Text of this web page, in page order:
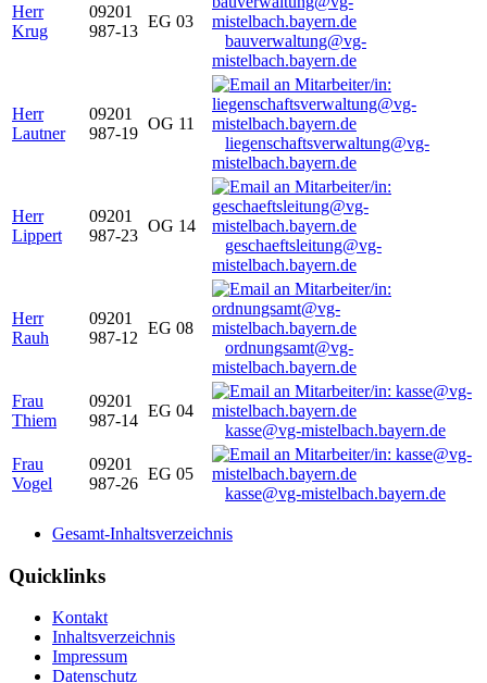
Herr
Krug
09201
987-13
EG 03
bauverwaltung@vg-
mistelbach.bayern.de
Herr
Lautner
09201
987-19
OG 11
liegenschaftsverwaltung@vg-
mistelbach.bayern.de
Herr
Lippert
09201
987-23
OG 14
geschaeftsleitung@vg-
mistelbach.bayern.de
Herr
Rauh
09201
987-12
EG 08
ordnungsamt@vg-
mistelbach.bayern.de
Frau
Thiem
09201
987-14
EG 04
kasse@vg-mistelbach.bayern.de
Frau
Vogel
09201
987-26
EG 05
kasse@vg-mistelbach.bayern.de
Gesamt-Inhaltsverzeichnis
Quicklinks
Kontakt
Inhaltsverzeichnis
Impressum
Datenschutz